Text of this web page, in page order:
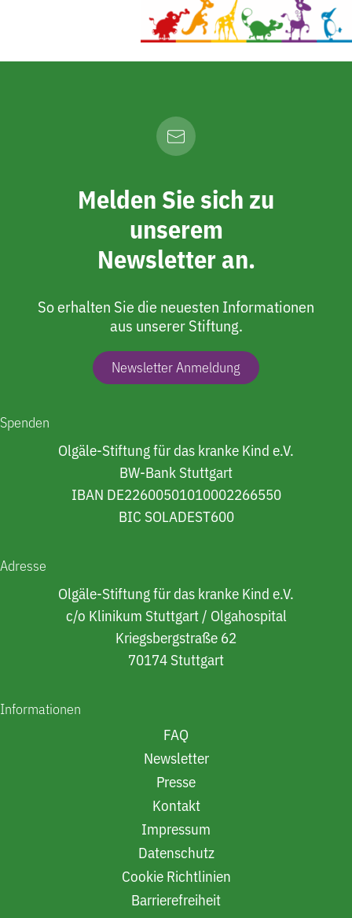
Melden Sie sich zu
unserem
Newsletter an.
So erhalten Sie die neuesten Informationen
aus unserer Stiftung.
Newsletter Anmeldung
Spenden
Olgäle-Stiftung für das kranke Kind e.V.
BW-Bank Stuttgart
IBAN DE22600501010002266550
BIC SOLADEST600
Adresse
Olgäle-Stiftung für das kranke Kind e.V.
c/o Klinikum Stuttgart / Olgahospital
Kriegsbergstraße 62
70174 Stuttgart
Informationen
FAQ
Newsletter
Presse
Kontakt
Impressum
Datenschutz
Cookie Richtlinien
Barrierefreiheit